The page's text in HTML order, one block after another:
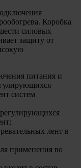
Коробка
силовых
защиту от
питания и
систем
лент в
применения во